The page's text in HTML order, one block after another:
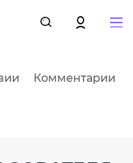
Комментарии